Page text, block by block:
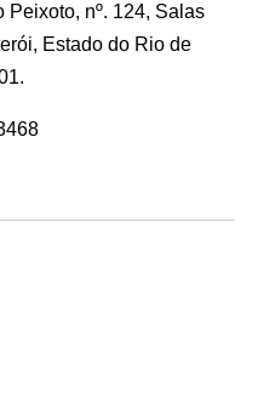
Peixoto, nº. 124, Salas
Estado do Rio de